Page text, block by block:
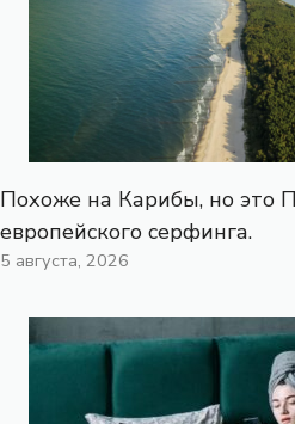
Похоже на Карибы, но это
европейского серфинга.
5 августа, 2026